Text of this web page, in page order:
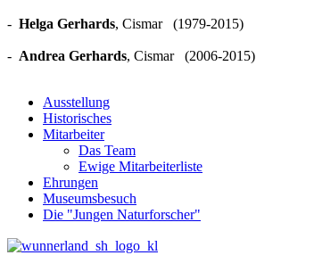
- Helga Gerhards, Cismar (1979-2015)
- Andrea Gerhards, Cismar (2006-2015)
Ausstellung
Historisches
Mitarbeiter
Das Team
Ewige Mitarbeiterliste
Ehrungen
Museumsbesuch
Die "Jungen Naturforscher"